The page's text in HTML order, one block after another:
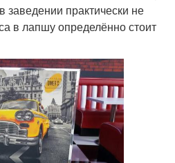
заведении практически не
в лапшу определённо стоит